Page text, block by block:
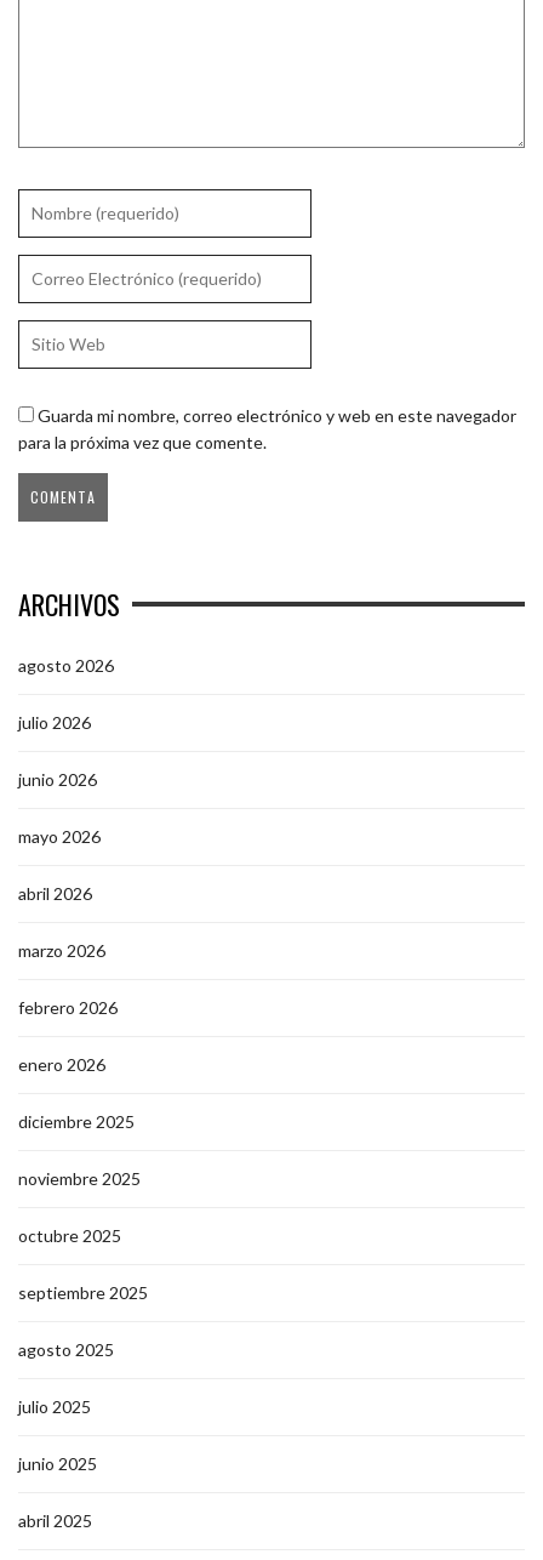
Guarda mi nombre, correo electrónico y web en este navegador
para la próxima vez que comente.
ARCHIVOS
agosto 2026
julio 2026
junio 2026
mayo 2026
abril 2026
marzo 2026
febrero 2026
enero 2026
diciembre 2025
noviembre 2025
octubre 2025
septiembre 2025
agosto 2025
julio 2025
junio 2025
abril 2025